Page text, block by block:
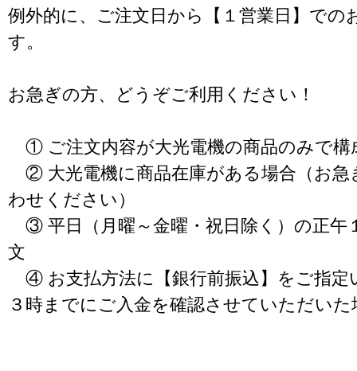
例外的に、ご注文日から【１営業日】での
す。
お急ぎの方、どうぞご利用ください！
① ご注文内容が大光電機の商品のみで構
② 大光電機に商品在庫がある場合（お急
わせください）
③ 平日（月曜～金曜・祝日除く）の正午
文
④ お支払方法に【銀行前振込】をご指定
３時までにご入金を確認させていただいた